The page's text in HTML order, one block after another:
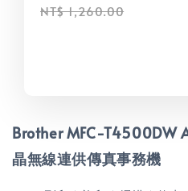
NT$ 1,260.00
Brother MFC-T4500DW
晶無線連供傳真事務機